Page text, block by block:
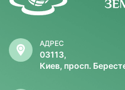
АДРЕС
03113,
Киев, просп.